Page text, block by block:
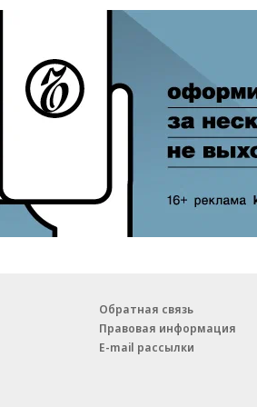
Обратная связь
Правовая информация
E-mail рассылки